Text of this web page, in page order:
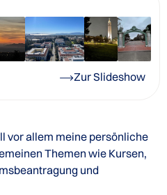
Zur Slideshow
vor allem meine persönliche
Themen wie Kursen,
und